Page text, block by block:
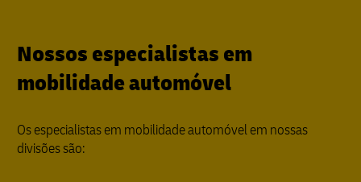
Nossos especialistas em
mobilidade automóvel
Os especialistas em mobilidade automóvel em nossas
divisões são: